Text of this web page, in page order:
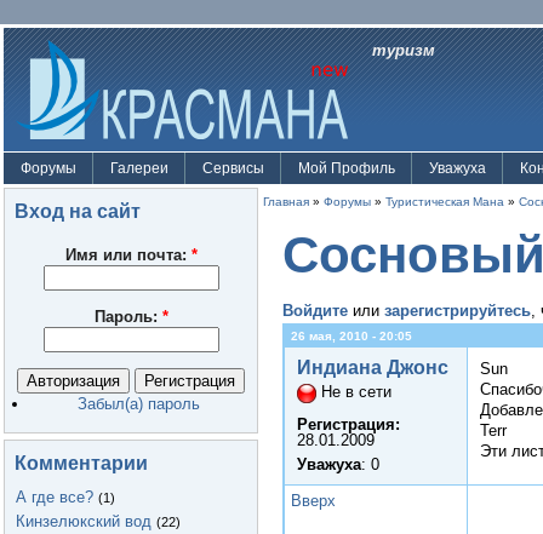
туризм
Форумы Галереи Сервисы Мой Профиль Уважуха
Вход на сайт
Имя или почта: *
Пароль: *
Забыл(а) пароль
Комментарии
А где все? (1)
Кинзелюкский вод (22)
Главная » Форумы » Туристическая Мана »
Войдите или зарегистрируйтесь,
26 мая, 2010 - 20:05
Индиана Джонс
Не в сети
Регистрация:
28.01.2009
Уважуха: 0
Sun
Terr
Эти
Вверх